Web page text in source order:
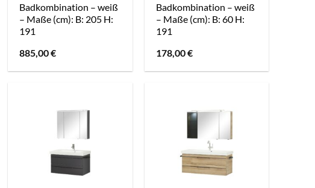
Badkombination – weiß
– Maße (cm): B: 205 H:
191
885,00€
Badkombination – weiß
– Maße (cm): B: 60 H:
191
178,00€